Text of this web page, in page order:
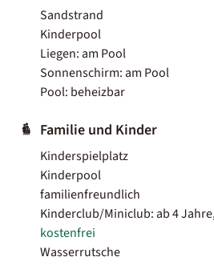
Sandstrand
Kinderpool
Liegen: am Pool
Sonnenschirm: am Pool
Pool: beheizbar
Familie und Kinder
Kinderspielplatz
Kinderpool
familienfreundlich
Kinderclub/Miniclub: ab 4
kostenfrei
Wasserrutsche